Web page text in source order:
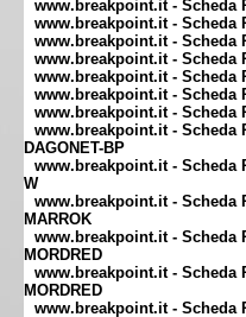
www.breakpoint.it - Scheda
www.breakpoint.it - Scheda
www.breakpoint.it - Scheda
www.breakpoint.it - Scheda
www.breakpoint.it - Scheda
www.breakpoint.it - Scheda
www.breakpoint.it - Scheda
www.breakpoint.it - Scheda
DAGONET-BP
www.breakpoint.it - Scheda
W
www.breakpoint.it - Scheda
MARROK
www.breakpoint.it - Scheda
MORDRED
www.breakpoint.it - Scheda
MORDRED
www.breakpoint.it - Scheda